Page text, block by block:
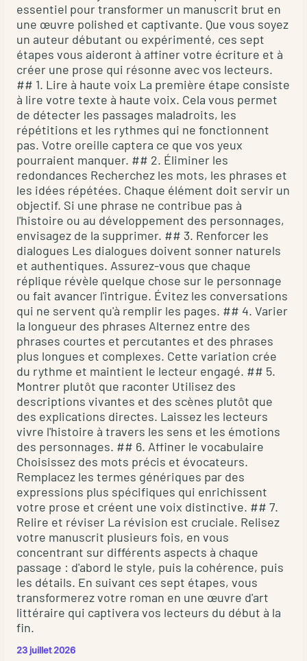
texte
et
à
adapter
le
ton
au
public
cible.
Ils
servent
de
vérificateurs
intelligents,
sans
remplacer
le
jugement
éditorial
humain.
L'IA
dans
les
flux
de
travail
éditoriaux
:
une
utilisation
judicieuse
Personnalisation
du
contenu
Grâce
à
l'IA,
des
phrases
ou
d'incohérences
dans
la
formatage,
ces
éléments
peuvent
distraire
le
lecteur
et
affaiblir
votre
message.
Pour
maintenir
un
style
uniforme,
il
est
essentiel
de
relire
votre
document
avec
attention.
Vérifiez
le
ton
reste
constant
tout
essentiel pour transformer un manuscrit brut en
une œuvre polished et captivante. Que vous soyez
un auteur débutant ou expérimenté, ces sept
étapes vous aideront à affiner votre écriture et à
créer une prose qui résonne avec vos lecteurs.
## 1. Lire à haute voix La première étape consiste
à lire votre texte à haute voix. Cela vous permet
de détecter les passages maladroits, les
répétitions et les rythmes qui ne fonctionnent
pas. Votre oreille captera ce que vos yeux
pourraient manquer. ## 2. Éliminer les
redondances Recherchez les mots, les phrases et
les idées répétées. Chaque élément doit servir un
objectif. Si une phrase ne contribue pas à
l'histoire ou au développement des personnages,
envisagez de la supprimer. ## 3. Renforcer les
dialogues Les dialogues doivent sonner naturels
et authentiques. Assurez-vous que chaque
réplique révèle quelque chose sur le personnage
ou fait avancer l'intrigue. Évitez les conversations
qui ne servent qu'à remplir les pages. ## 4. Varier
la longueur des phrases Alternez entre des
phrases courtes et percutantes et des phrases
plus longues et complexes. Cette variation crée
du rythme et maintient le lecteur engagé. ## 5.
Montrer plutôt que raconter Utilisez des
descriptions vivantes et des scènes plutôt que
des explications directes. Laissez les lecteurs
vivre l'histoire à travers les sens et les émotions
des personnages. ## 6. Affiner le vocabulaire
Choisissez des mots précis et évocateurs.
Remplacez les termes génériques par des
expressions plus spécifiques qui enrichissent
votre prose et créent une voix distinctive. ## 7.
Relire et réviser La révision est cruciale. Relisez
votre manuscrit plusieurs fois, en vous
concentrant sur différents aspects à chaque
passage : d'abord le style, puis la cohérence, puis
les détails. En suivant ces sept étapes, vous
transformerez votre roman en une œuvre d'art
littéraire qui captivera vos lecteurs du début à la
fin.
23 juillet 2026